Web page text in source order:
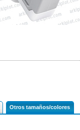
Otros tamaños/colores